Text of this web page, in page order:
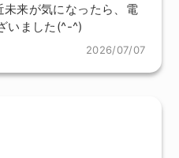
来が気になったら、電
いました(^-^)
2026/07/07